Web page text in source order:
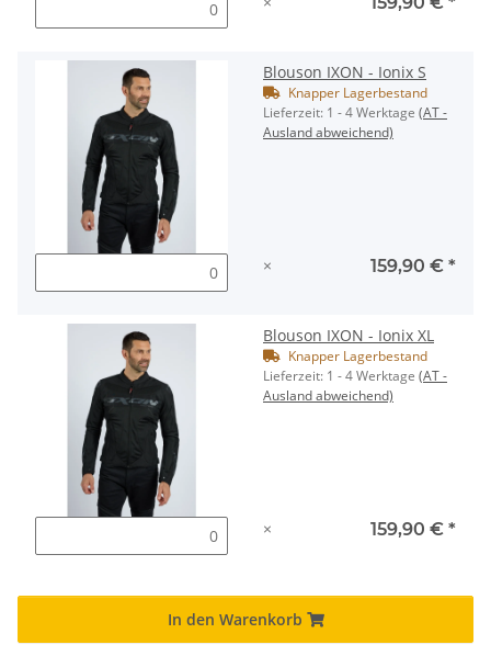
Blouson IXON - Ionix S
Knapper Lagerbestand
Lieferzeit: 1 - 4 Werktage (AT -
Ausland abweichend)
× 159,90 € *
Blouson IXON - Ionix XL
Knapper Lagerbestand
Lieferzeit: 1 - 4 Werktage (AT -
Ausland abweichend)
× 159,90 € *
In den Warenkorb